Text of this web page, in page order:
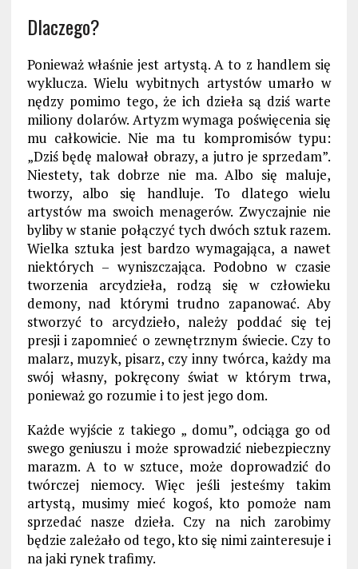
Dlaczego?
Ponieważ właśnie jest artystą. A to z handlem się
wyklucza. Wielu wybitnych artystów umarło w
nędzy pomimo tego, że ich dzieła są dziś warte
miliony dolarów. Artyzm wymaga poświęcenia się
mu całkowicie. Nie ma tu kompromisów typu:
„Dziś będę malował obrazy, a jutro je sprzedam”.
Niestety, tak dobrze nie ma. Albo się maluje,
tworzy, albo się handluje. To dlatego wielu
artystów ma swoich menagerów. Zwyczajnie nie
byliby w stanie połączyć tych dwóch sztuk razem.
Wielka sztuka jest bardzo wymagająca, a nawet
niektórych – wyniszczająca. Podobno w czasie
tworzenia arcydzieła, rodzą się w człowieku
demony, nad którymi trudno zapanować. Aby
stworzyć to arcydzieło, należy poddać się tej
presji i zapomnieć o zewnętrznym świecie. Czy to
malarz, muzyk, pisarz, czy inny twórca, każdy ma
swój własny, pokręcony świat w którym trwa,
ponieważ go rozumie i to jest jego dom.
Każde wyjście z takiego „ domu”, odciąga go od
swego geniuszu i może sprowadzić niebezpieczny
marazm. A to w sztuce, może doprowadzić do
twórczej niemocy. Więc jeśli jesteśmy takim
artystą, musimy mieć kogoś, kto pomoże nam
sprzedać nasze dzieła. Czy na nich zarobimy
będzie zależało od tego, kto się nimi zainteresuje i
na jaki rynek trafimy.